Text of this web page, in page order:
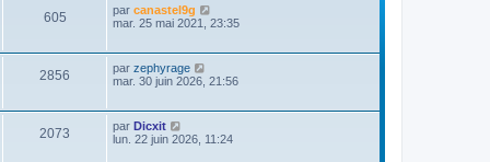
605 par canastel9g
o
e
d
r
i
mar. 25 mai 2021, 23:35
2856 par zephyrage
o
e
d
mar. 30 juin 2026, 21:56
2073 par Dicxit
o
lun. 22 juin 2026, 11:24